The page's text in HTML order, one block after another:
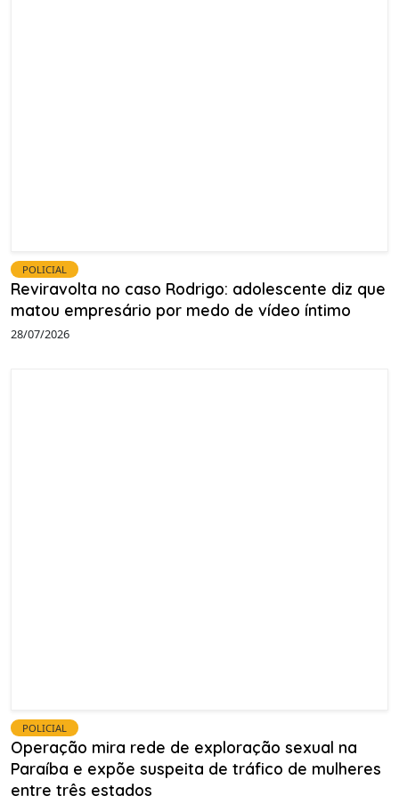
POLICIAL
Reviravolta no caso Rodrigo: adolescente diz que
matou empresário por medo de vídeo íntimo
28/07/2026
POLICIAL
Operação mira rede de exploração sexual na
Paraíba e expõe suspeita de tráfico de mulheres
entre três estados